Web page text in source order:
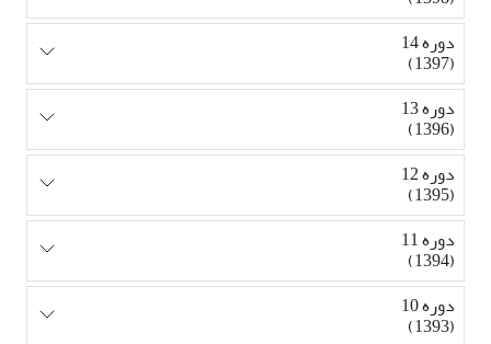
دوره 14
(1397)
دوره 13
(1396)
دوره 12
(1395)
دوره 11
(1394)
دوره 10
(1393)